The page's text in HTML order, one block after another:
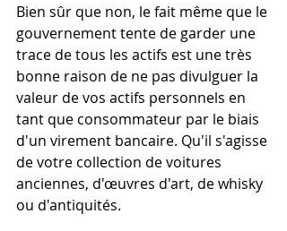
Bien sûr que non, le fait même que le
gouvernement tente de garder une
trace de tous les actifs est une très
bonne raison de ne pas divulguer la
valeur de vos actifs personnels en
tant que consommateur par le biais
d'un virement bancaire. Qu'il s'agisse
de votre collection de voitures
anciennes, d'œuvres d'art, de whisky
ou d'antiquités.